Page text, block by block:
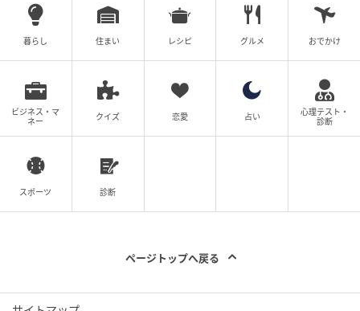
暮らし 住まい レシピ グルメ おでかけ
ビジネス・マ
ネー
クイズ 恋愛 占い
心理テスト・
診断
スポーツ 診断
ページトップへ戻る